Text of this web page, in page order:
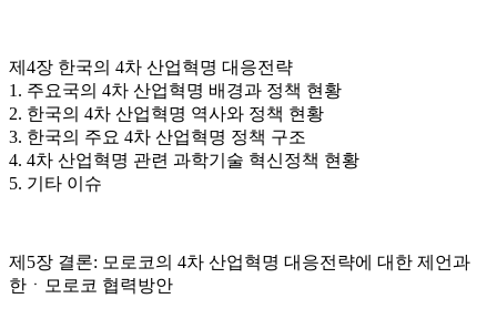
제4장 한국의 4차 산업혁명 대응전략
1. 주요국의 4차 산업혁명 배경과 정책 현황
2. 한국의 4차 산업혁명 역사와 정책 현황
3. 한국의 주요 4차 산업혁명 정책 구조
4. 4차 산업혁명 관련 과학기술 혁신정책 현황
5. 기타 이슈
제5장 결론: 모로코의 4차 산업혁명 대응전략에 대한 제언과
한ㆍ모로코 협력방안